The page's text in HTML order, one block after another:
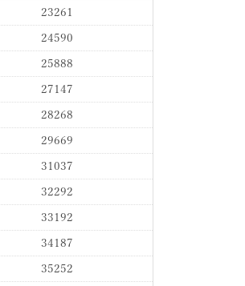
23261
24590
25888
27147
28268
29669
31037
32292
33192
34187
35252